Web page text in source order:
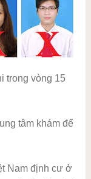
trong vòng 15
tâm khám để
Nam định cư ở